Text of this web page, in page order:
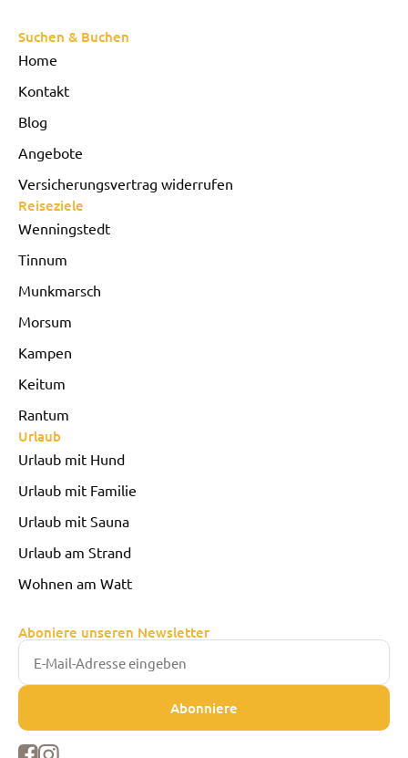
Suchen & Buchen
Home
Kontakt
Blog
Angebote
Versicherungsvertrag widerrufen
Reiseziele
Wenningstedt
Tinnum
Munkmarsch
Morsum
Kampen
Keitum
Rantum
Urlaub
Urlaub mit Hund
Urlaub mit Familie
Urlaub mit Sauna
Urlaub am Strand
Wohnen am Watt
Aboniere unseren Newsletter